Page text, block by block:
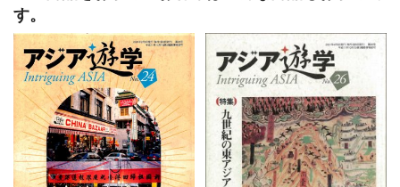
す。